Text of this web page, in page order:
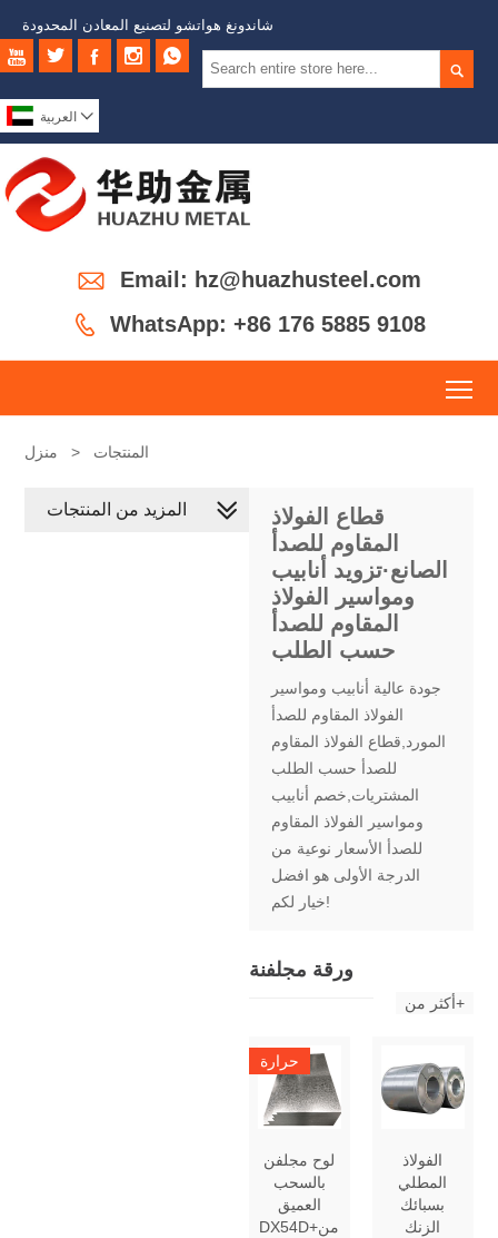
شاندونغ هواتشو لتصنيع المعادن المحدودة

    
العربية 
 Email: hz@huazhusteel.com
 WhatsApp: +86 176 5885 9108
منزل > المنتجات
قطاع الفولاذ
المقاوم للصدأ
الصانع·تزويد أنابيب
ومواسير الفولاذ
المقاوم للصدأ
حسب الطلب
جودة عالية أنابيب ومواسير
الفولاذ المقاوم للصدأ
المورد,قطاع الفولاذ المقاوم
للصدأ حسب الطلب
المشتريات,خصم أنابيب
ومواسير الفولاذ المقاوم
للصدأ الأسعار نوعية من
الدرجة الأولى هو افضل
خيار لكم!
ورقة مجلفنة
أكثر من+
حرارة
لوح مجلفن
بالسحب
العميق
DX54D+من
الفولاذ
المطلي
بسبائك
الزنك
المزيد من المنتجات